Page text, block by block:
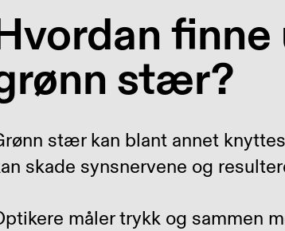
stær?
stær kan blant annet
skade synsnervene og
måler trykk og sammen